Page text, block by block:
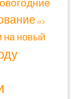
огэ
на новый